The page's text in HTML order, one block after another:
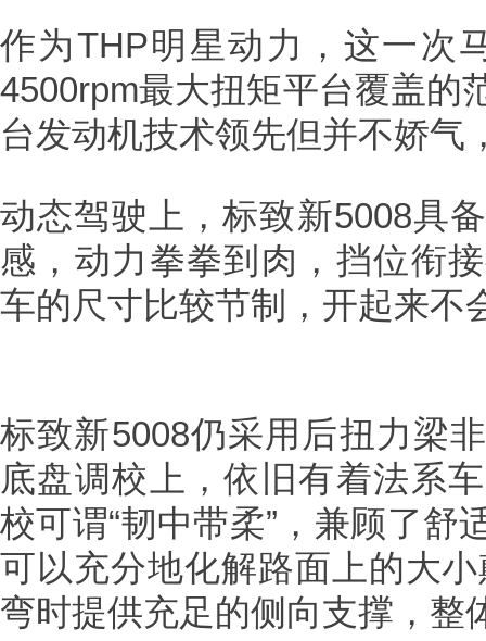
作为THP明星动力，这一次
4500rpm最大扭矩平台覆盖的
台发动机技术领先但并不娇气
动态驾驶上，标致新5008具
感，动力拳拳到肉，挡位衔
车的尺寸比较节制，开起来不
标致新5008仍采用后扭力梁
底盘调校上，依旧有着法系
校可谓“韧中带柔”，兼顾了舒
可以充分地化解路面上的大
弯时提供充足的侧向支撑，整